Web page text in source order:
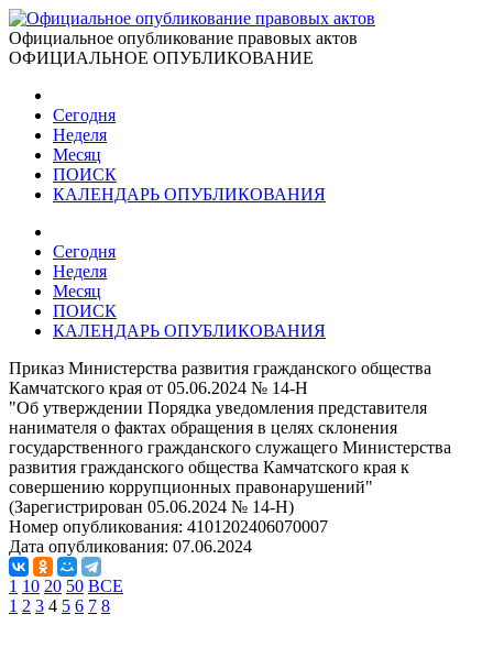
Официальное опубликование правовых актов
ОФИЦИАЛЬНОЕ ОПУБЛИКОВАНИЕ
Сегодня
Неделя
Месяц
ПОИСК
КАЛЕНДАРЬ ОПУБЛИКОВАНИЯ
Сегодня
Неделя
Месяц
ПОИСК
КАЛЕНДАРЬ ОПУБЛИКОВАНИЯ
Приказ Министерства развития гражданского общества
Камчатского края от 05.06.2024 № 14-Н
"Об утверждении Порядка уведомления представителя
нанимателя о фактах обращения в целях склонения
государственного гражданского служащего Министерства
развития гражданского общества Камчатского края к
совершению коррупционных правонарушений"
(Зарегистрирован 05.06.2024 № 14-Н)
Номер опубликования: 4101202406070007
Дата опубликования: 07.06.2024
1 10 20 50 ВСЕ
1 2 3 4 5 6 7 8